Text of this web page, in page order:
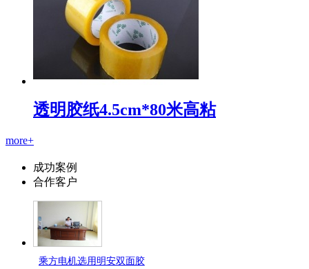
透明胶纸4.5cm*80米高粘
more+
成功案例
合作客户
乘方电机选用明安双面胶